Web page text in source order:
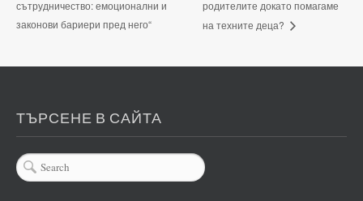
сътрудничество: емоционални и
законови бариери пред него“
родителите докато помагаме
на техните деца?
ТЪРСЕНЕ В САЙТА